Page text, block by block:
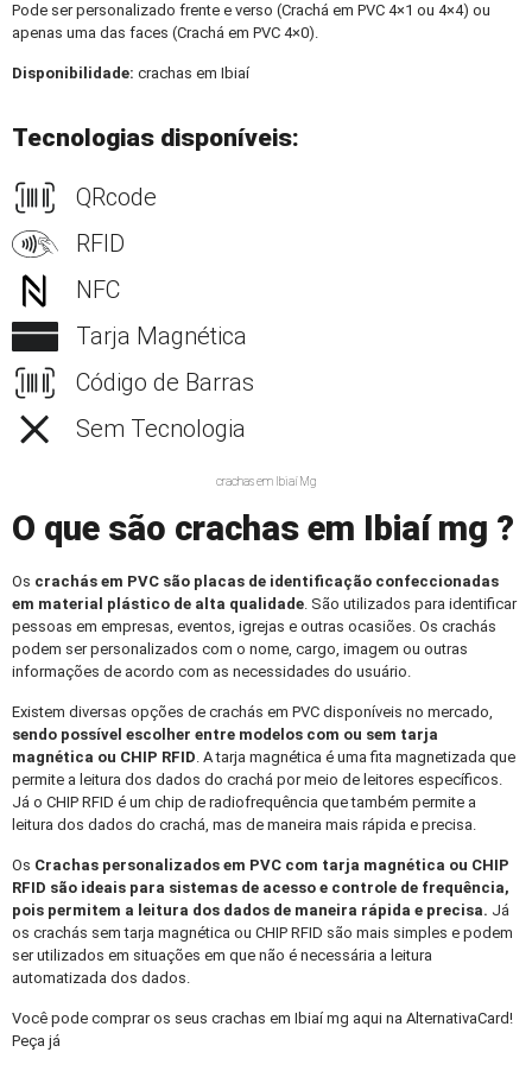
Pode ser personalizado frente e verso (Crachá em PVC 4×1 ou 4×4) ou
apenas uma das faces (Crachá em PVC 4×0).
Disponibilidade: crachas em Ibiaí
Tecnologias disponíveis:
QRcode
RFID
NFC
Tarja Magnética
Código de Barras
Sem Tecnologia
crachas em Ibiaí Mg
O que são crachas em Ibiaí mg ?
Os crachás em PVC são placas de identificação confeccionadas
em material plástico de alta qualidade. São utilizados para identificar
pessoas em empresas, eventos, igrejas e outras ocasiões. Os crachás
podem ser personalizados com o nome, cargo, imagem ou outras
informações de acordo com as necessidades do usuário.
Existem diversas opções de crachás em PVC disponíveis no mercado,
sendo possível escolher entre modelos com ou sem tarja
magnética ou CHIP RFID. A tarja magnética é uma fita magnetizada que
permite a leitura dos dados do crachá por meio de leitores específicos.
Já o CHIP RFID é um chip de radiofrequência que também permite a
leitura dos dados do crachá, mas de maneira mais rápida e precisa.
Os Crachas personalizados em PVC com tarja magnética ou CHIP
RFID são ideais para sistemas de acesso e controle de frequência,
pois permitem a leitura dos dados de maneira rápida e precisa. Já
os crachás sem tarja magnética ou CHIP RFID são mais simples e podem
ser utilizados em situações em que não é necessária a leitura
automatizada dos dados.
Você pode comprar os seus crachas em Ibiaí mg aqui na AlternativaCard!
Peça já